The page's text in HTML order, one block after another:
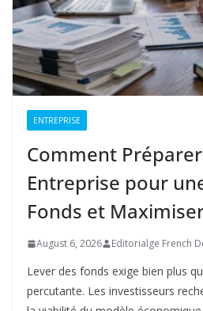
ENTREPRISE
Comment
Entreprise pour
Fonds et
August 6, 2026 Editorialge French
Lever des fonds exige bien plus
percutante. Les investisseurs